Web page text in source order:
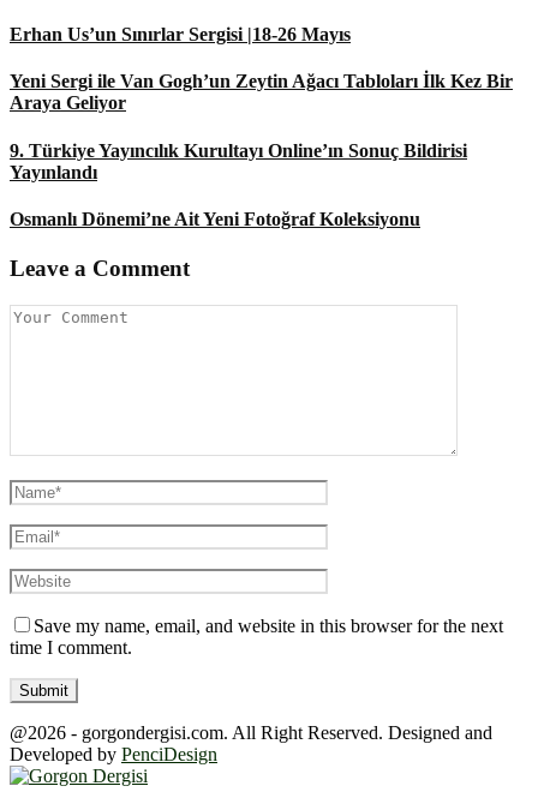
Erhan Us’un Sınırlar Sergisi |18-26 Mayıs
Yeni Sergi ile Van Gogh’un Zeytin Ağacı Tabloları İlk Kez Bir
Araya Geliyor
9. Türkiye Yayıncılık Kurultayı Online’ın Sonuç Bildirisi
Yayınlandı
Osmanlı Dönemi’ne Ait Yeni Fotoğraf Koleksiyonu
Leave a Comment
Save my name, email, and website in this browser for the next
time I comment.
@2026 - gorgondergisi.com. All Right Reserved. Designed and
Developed by PenciDesign